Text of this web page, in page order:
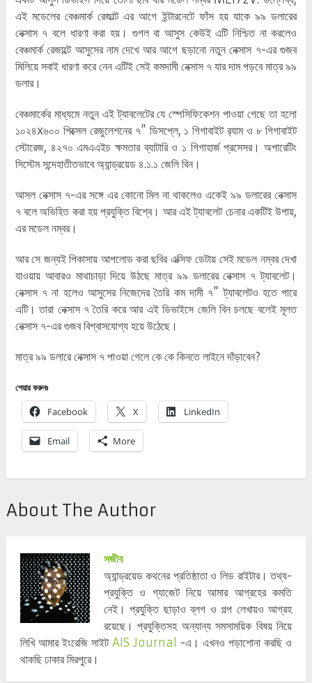
এই মডেলের বেঞ্চমার্ক রেজাল্ট এর আগে ইন্টারনেটে ফাঁস হয় যাকে ৯৯ ডলারের
নেক্সাস ৭ বলে ধারণা করা হয়। গুগল বা আসুস কেউই এটি নিশ্চিত না করলেও
বেঞ্চমার্ক রেজাল্টে আসুসের নাম দেখে আর আগে ছড়ানো নতুন নেক্সাস ৭-এর গুজব
মিলিয়ে সবাই ধারণা করে নেন এটিই সেই কমদামী নেক্সাস ৭ যার দাম পড়বে মাত্র ৯৯
ডলার।
বেঞ্চমার্কের মাধ্যমে নতুন এই ট্যাবলেটের যে স্পেসিফিকেশন পাওয়া গেছে তা হলো
১০২৪x৬০০ পিক্সেল রেজুলেশনের ৭” ডিসপ্লে, ১ গিগাবাইট র‌্যাম ও ৮ গিগাবাইট
স্টোরেজ, ৪২৭০ এমএএইচ ক্ষমতার ব্যাটারি ও ১ গিগাহার্জ প্রসেসর। অপারেটিং
সিস্টেম সন্দেহাতীতভাবে অ্যান্ড্রয়েড ৪.১.১ জেলি বিন।
আসল নেক্সাস ৭-এর সঙ্গে এর কোনো মিল না থাকলেও একেই ৯৯ ডলারের নেক্সাস
৭ বলে অভিহিত করা হয় প্রযুক্তি বিশ্বে। আর এই ট্যাবলেট চেনার একটিই উপায়,
এর মডেল নম্বর।
আর সে জন্যই পিকাসায় আপলোড করা ছবির এক্সিফ ডেটায় সেই মডেল নম্বর দেখা
যাওয়ায় আবারও মাথাচাড়া দিয়ে উঠছে মাত্র ৯৯ ডলারের নেক্সাস ৭ ট্যাবলেট।
নেক্সাস ৭ না হলেও আসুসের নিজেদের তৈরি কম দামী ৭” ট্যাবলেটও হতে পারে
এটি। তারা নেক্সাস ৭ তৈরি করে আর এই ডিভাইসে জেলি বিন চলছে বলেই মূলত
নেক্সাস ৭-এর গুজব বিশ্বাসযোগ্য হয়ে উঠেছে।
মাত্র ৯৯ ডলারে নেক্সাস ৭ পাওয়া গেলে কে কে কিনতে লাইনে দাঁড়াবেন?
শেয়ার করুনঃ
Facebook X LinkedIn
Email More
About The Author
সজীব
অ্যান্ড্রয়েড কথনের প্রতিষ্ঠাতা ও লিড রাইটার। তথ্য-
প্রযুক্তি ও গ্যাজেট নিয়ে আমার আগ্রহের কমতি
নেই। প্রযুক্তি ছাড়াও ব্লগ ও গল্প লেখায়ও আগ্রহ
রয়েছে। প্রযুক্তিসহ অন্যান্য সমসাময়িক বিষয় নিয়ে
লিখি আমার ইংরেজি সাইট AIS Journal -এ। এখনও পড়াশোনা করছি ও
থাকছি ঢাকার মিরপুরে।